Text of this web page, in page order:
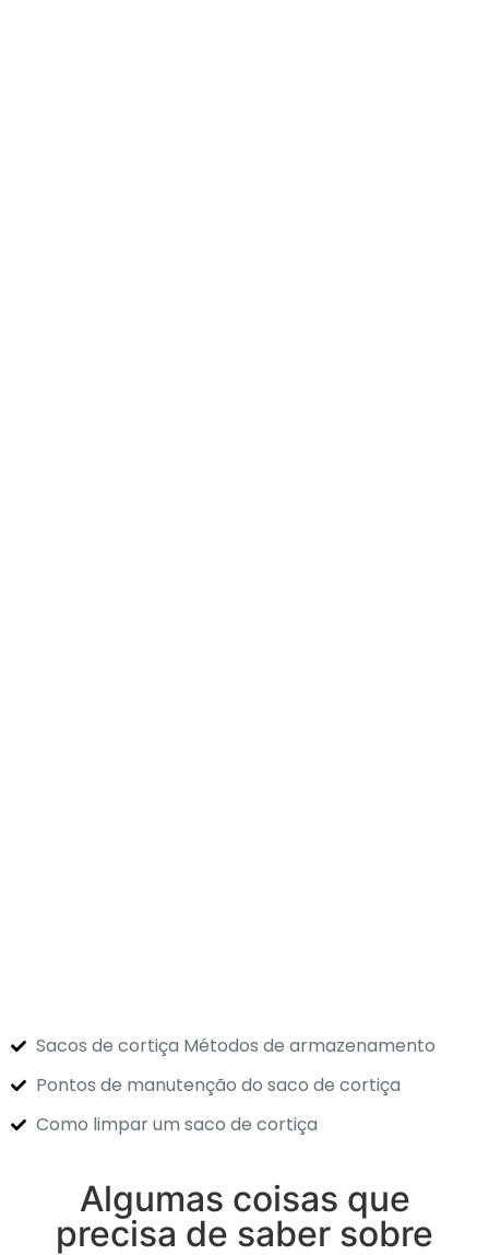
Sacos de cortiça Métodos de armazenamento
Pontos de manutenção do saco de cortiça
Como limpar um saco de cortiça
Algumas coisas que
precisa de saber sobre